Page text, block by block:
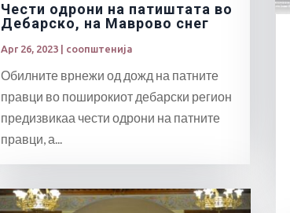
Чести одрони на патиштата во
Дебарско, на Маврово снег
Apr 26, 2023| соопштенија
Обилните врнежи од дожд на патните
правци во поширокиот дебарски регион
предизвикаа чести одрони на патните
правци, а...